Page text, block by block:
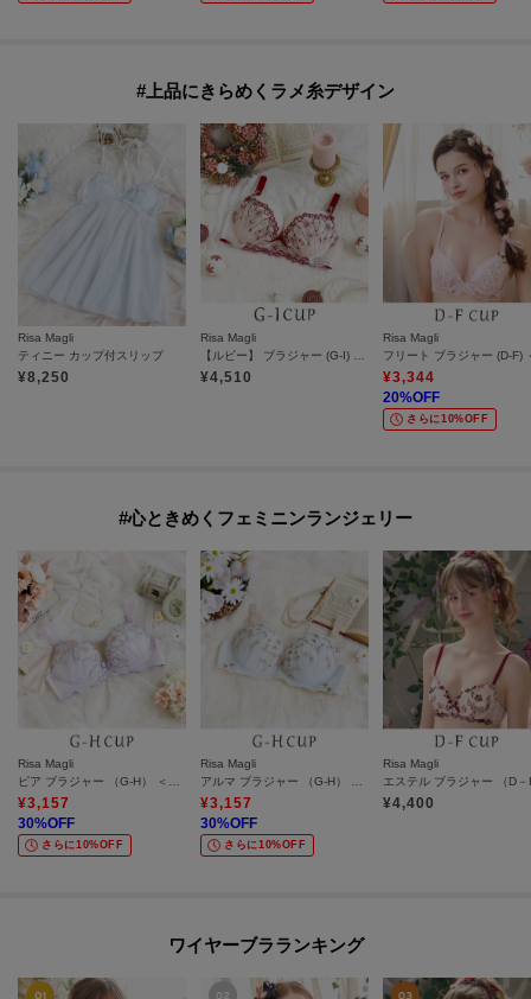
#上品にきらめくラメ糸デザイン
Risa Magli
ティニー カップ付スリップ
¥8,250
Risa Magli
¥4,510
Risa Magli
¥3,344
20%OFF
さらに10%OFF
#心ときめくフェミニンランジェリー
Risa Magli
ピア ブラジャー （G-H） ＜サイドすっきりタイプ＞
¥3,157
30%OFF
さらに10%OFF
Risa Magli
アルマ ブラジャー （G-H） ＜バストアップタイプ＞
¥3,157
30%OFF
さらに10%OFF
Risa Magli
¥4,400
ワイヤーブラランキング